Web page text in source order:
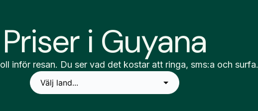
Priser i Guyana
inför resan. Du ser vad det kostar att ringa, sms:a och surfa.